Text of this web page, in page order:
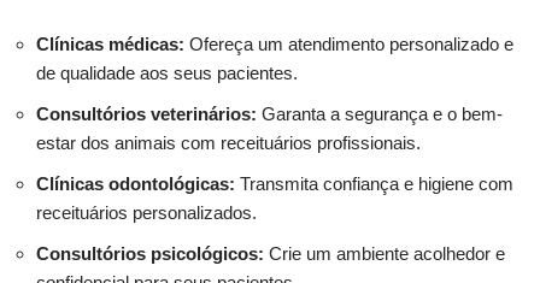
Clínicas médicas: Ofereça um atendimento personalizado e
de qualidade aos seus pacientes.
Consultórios veterinários: Garanta a segurança e o bem-
estar dos animais com receituários profissionais.
Clínicas odontológicas: Transmita confiança e higiene com
receituários personalizados.
Consultórios psicológicos: Crie um ambiente acolhedor e